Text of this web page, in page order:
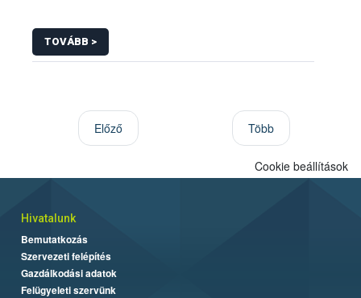
TOVÁBB >
Előző Több
Cookie beállítások
Hivatalunk
Bemutatkozás
Szervezeti felépítés
Gazdálkodási adatok
Felügyeleti szervünk